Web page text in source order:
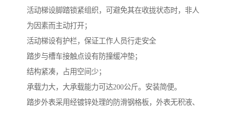
活动梯设脚踏锁紧组织，可避免其在收拢状态时，非人
为因素而主动打开；
活动梯设有护栏，保证工作人员行走安全
踏步与槽车接触点设有防撞缓冲垫；
结构紧凑，占用空间少；
承载力大，大承载能力可达200公斤。安装简便。
踏步外表采用经镀锌处理的防滑钢格板，外表无积液、